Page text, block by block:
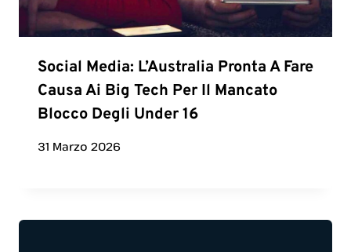
Social Media: L’Australia Pronta A Fare
Causa Ai Big Tech Per Il Mancato
Blocco Degli Under 16
31 Marzo 2026